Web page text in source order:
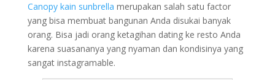
Canopy kain sunbrella merupakan salah satu factor
yang bisa membuat bangunan Anda disukai banyak
orang. Bisa jadi orang ketagihan dating ke resto Anda
karena suasananya yang nyaman dan kondisinya yang
sangat instagramable.